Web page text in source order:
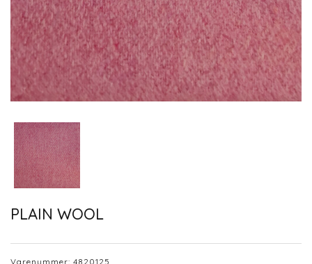
PLAIN WOOL
Varenummer: 4820125